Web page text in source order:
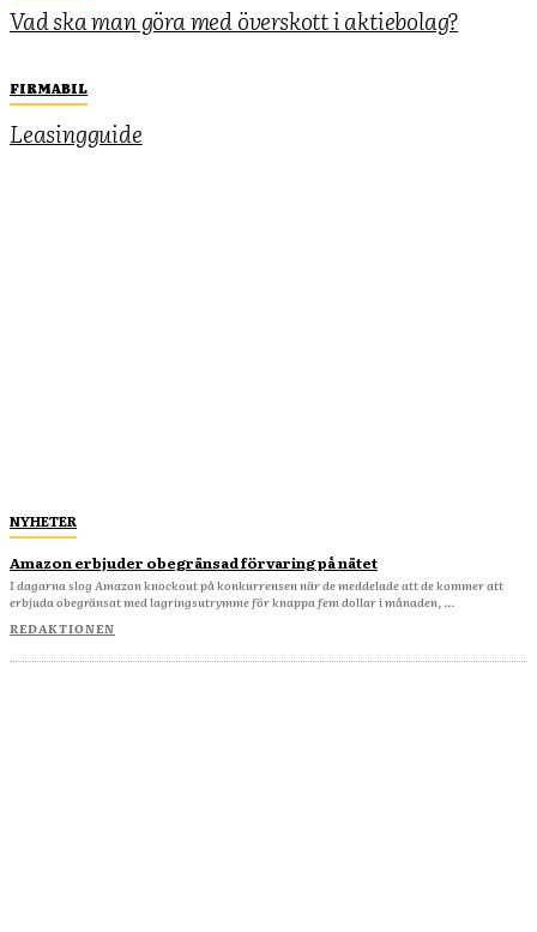
NYHETER
Amazon erbjuder obegränsad förvaring på nätet
I dagarna slog Amazon knockout på konkurrensen när de meddelade att de kommer att
erbjuda obegränsat med lagringsutrymme för knappa fem dollar i månaden, ...
REDAKTIONEN
Vad ska man göra med överskott i aktiebolag?
FIRMABIL
Leasingguide